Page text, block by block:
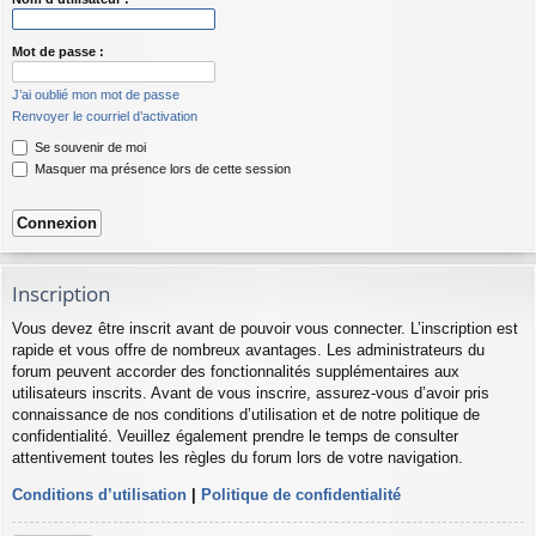
Mot de passe :
J’ai oublié mon mot de passe
Renvoyer le courriel d’activation
Se souvenir de moi
Masquer ma présence lors de cette session
Inscription
Vous devez être inscrit avant de pouvoir vous connecter. L’inscription est
rapide et vous offre de nombreux avantages. Les administrateurs du
forum peuvent accorder des fonctionnalités supplémentaires aux
utilisateurs inscrits. Avant de vous inscrire, assurez-vous d’avoir pris
connaissance de nos conditions d’utilisation et de notre politique de
confidentialité. Veuillez également prendre le temps de consulter
attentivement toutes les règles du forum lors de votre navigation.
Conditions d’utilisation | Politique de confidentialité